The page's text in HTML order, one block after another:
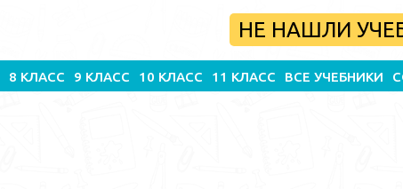
НЕ НАШЛИ
8 КЛАСС 9 КЛАСС 10 КЛАСС 11 КЛАСС ВСЕ УЧЕБНИКИ